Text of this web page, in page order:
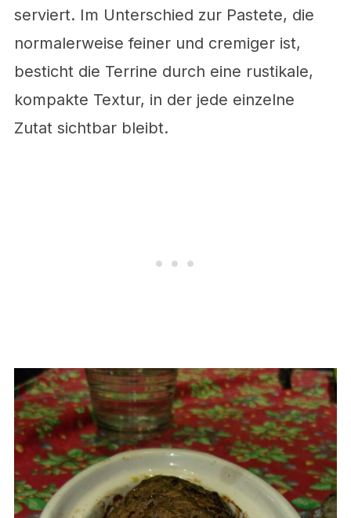
serviert. Im Unterschied zur Pastete, die
normalerweise feiner und cremiger ist,
besticht die Terrine durch eine rustikale,
kompakte Textur, in der jede einzelne
Zutat sichtbar bleibt.